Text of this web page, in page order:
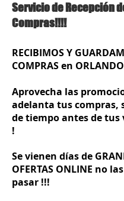
Servicio de Recepción
Compras!!!!
RECIBIMOS Y
COMPRAS en
Aprovecha las
adelanta tus compras,
de tiempo antes de tus
!
Se vienen días de
OFERTAS ONLINE no
pasar !!!